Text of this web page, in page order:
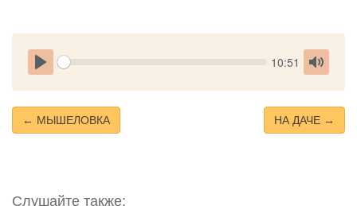
Play
Current
time
10:51
Toggle
← МЫШЕЛОВКА НА ДАЧЕ →
Слушайте также: